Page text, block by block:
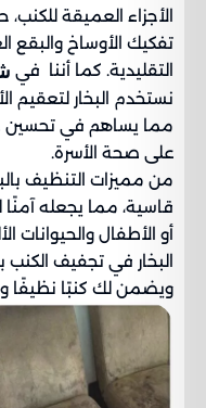
الأجزاء العميقة
تفكيك الأوساخ والبقع
التقليدية. كما أننا في
نستخدم البخار لتعقيم
مما يساهم في تحسين
على صحة الأسرة.
من مميزات التنظيف
قاسية، مما يجعله آمنًا
أو الأطفال والحيوانات
البخار في تجفيف
ويضمن لك كنبًا